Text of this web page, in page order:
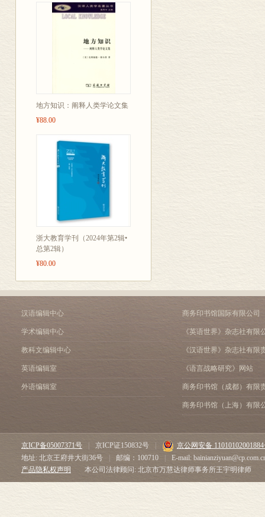
地方知识：阐释人类学论文集
¥88.00
浙大教育学刊（2024年第2辑•
总第2辑）
¥80.00
汉语编辑中心
学术编辑中心
教科文编辑中心
英语编辑室
外语编辑室
商务印书馆国际有限公司
《英语世界》杂志社有限
《汉语世界》杂志社有限
《语言战略研究》网站
商务印书馆（成都）有限
商务印书馆（上海）有限
京ICP备05007371号 京ICP证150832号
京公网安备
地址: 北京王府井大街36号
邮编：100710
E-mail:
产品隐私权声明
本公司法律顾问: 北京市万慧达律师事务所王宇明律师